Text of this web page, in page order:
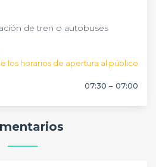
llevar a cabo cualquier tipo de
exposiciones en el aspecto
de tren o autobuses
los horarios de apertura al público
07:30 – 07:00